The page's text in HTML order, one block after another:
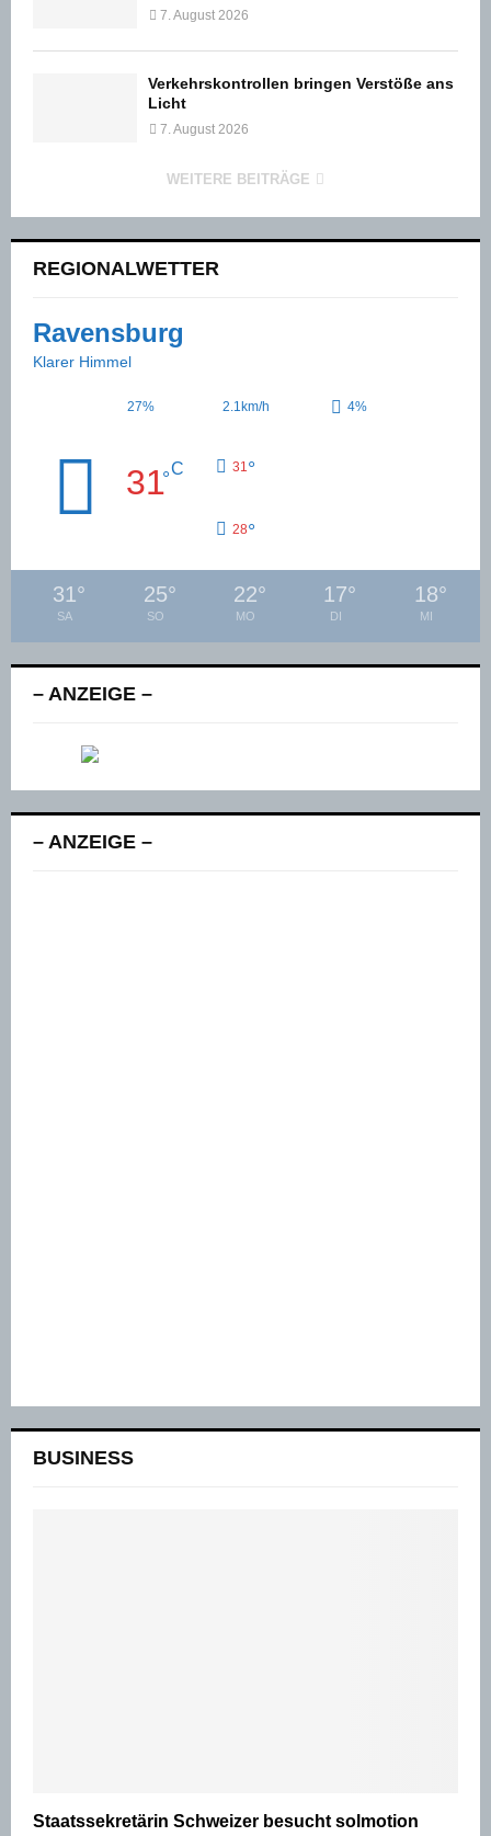
7. August 2026
Verkehrskontrollen bringen Verstöße ans
Licht
7. August 2026
WEITERE BEITRÄGE
REGIONALWETTER
Ravensburg
Klarer Himmel
27% 2.1km/h 4%
31°C 31°
28°
31°
SA
25°
SO
22°
MO
17°
DI
18°
MI
– ANZEIGE –
– ANZEIGE –
BUSINESS
Staatssekretärin Schweizer besucht solmotion